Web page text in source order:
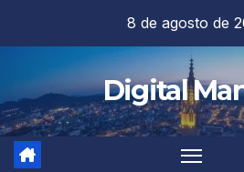
contenido
8 de agosto de
Digital